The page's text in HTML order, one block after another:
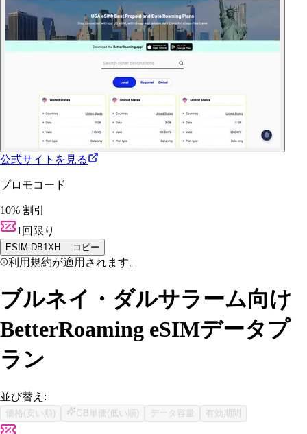
公式サイトを見る
プロモコード
10% 割引
1回限り
ESIM-DB1XH コピー
利用規約が適用されます。
ブルネイ・ダルサラーム向け
BetterRoaming eSIMデータプ
ラン
並び替え:
価格(安い順) GB単価(低い順) データ容量 有効期間